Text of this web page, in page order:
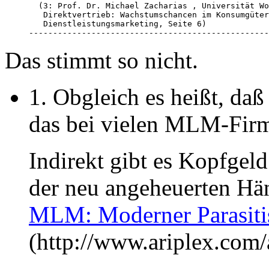
(3: Prof. Dr. Michael Zacharias , Universität
Direktvertrieb: Wachstumschancen im
   Dienstleistungsmarketing, Seite 6)
Das stimmt so nicht.
1. Obgleich es heißt,
das bei vielen MLM-
Indirekt gibt es
der neu angeheuerten
MLM: Moderner
(http://